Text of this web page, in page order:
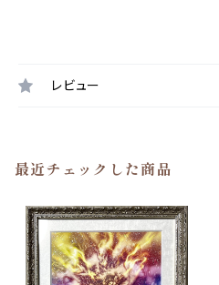
レビュー
最近チェックした商品